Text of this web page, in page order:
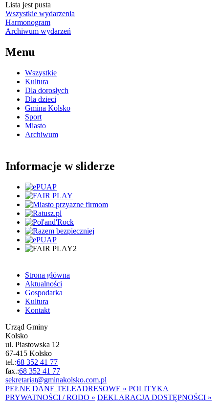
Lista jest pusta
Wszystkie wydarzenia
Harmonogram
Archiwum wydarzeń
Menu
Wszystkie
Kultura
Dla dorosłych
Dla dzieci
Gmina Kolsko
Sport
Miasto
Archiwum
Informacje w sliderze
Strona główna
Aktualności
Gospodarka
Kultura
Kontakt
Urząd Gminy
Kolsko
ul. Piastowska 12
67-415 Kolsko
tel.:68 352 41 77
fax.:68 352 41 77
sekretariat@gminakolsko.com.pl
PEŁNE DANE TELEADRESOWE » POLITYKA
PRYWATNOŚCI / RODO » DEKLARACJA DOSTĘPNOŚCI »